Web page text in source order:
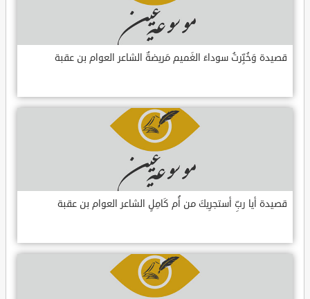
قصيدة وَخُبِّرتُ سوداءَ الغَميم مَريضةٌ الشاعر العوام بن عقبة
قصيدة أيا ربِّ أستجرِيكَ من أُم كَامِلٍ الشاعر العوام بن عقبة